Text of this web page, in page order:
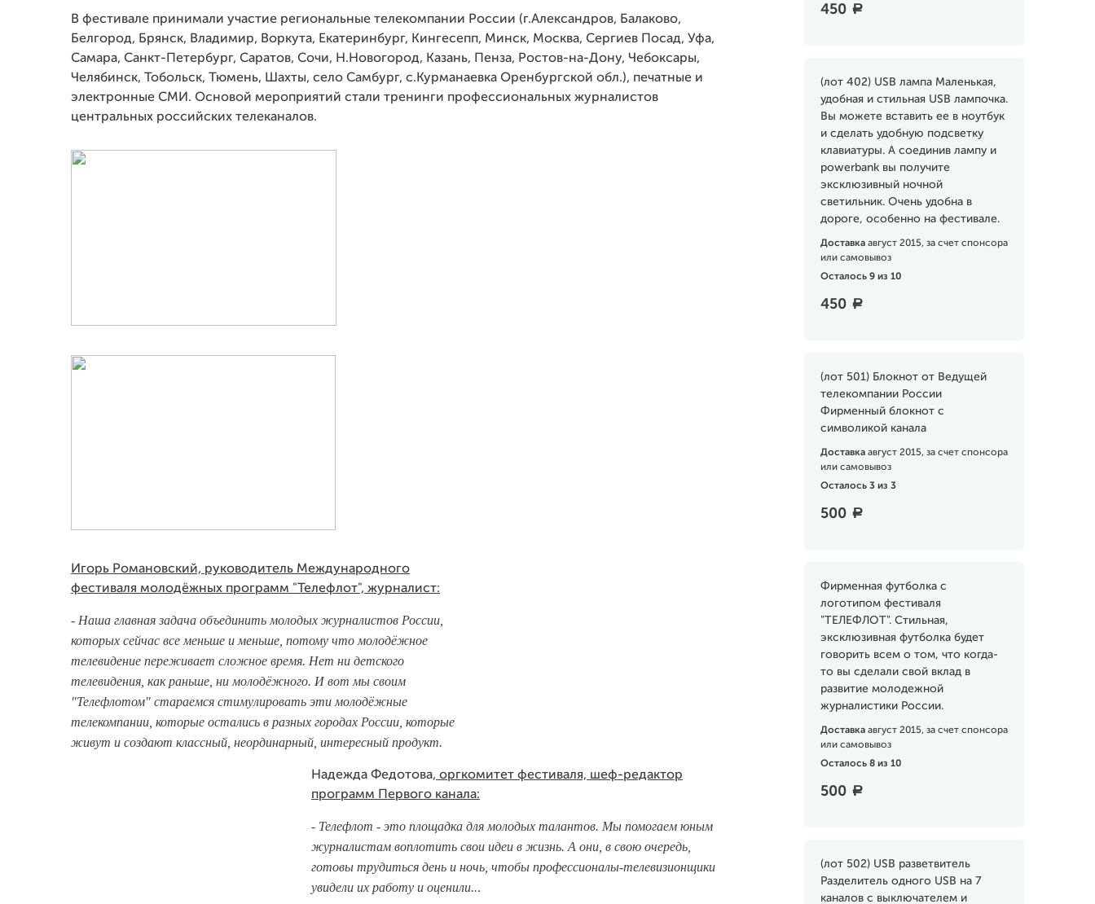
450 a
(лот 402) USB лампа Маленькая,
удобная и стильная USB лампочка.
Вы можете вставить ее в ноутбук
и сделать удобную подсветку
клавиатуры. А соединив лампу и
powerbank вы получите
эксклюзивный ночной
светильник. Очень удобна в
дороге, особенно на фестивале.
Доставка август 2015, за счет спонсора
или самовывоз
Осталось 9 из 10
450 a
(лот 501) Блокнот от Ведущей
телекомпании России
Фирменный блокнот с
символикой канала
Доставка август 2015, за счет спонсора
или самовывоз
Осталось 3 из 3
500 a
Фирменная футболка с
логотипом фестиваля
"ТЕЛЕФЛОТ". Стильная,
эксклюзивная футболка будет
говорить всем о том, что когда-
то вы сделали свой вклад в
развитие молодежной
журналистики России.
Доставка август 2015, за счет спонсора
или самовывоз
Осталось 8 из 10
500 a
(лот 502) USB разветвитель
Разделитель одного USB на 7
каналов с выключателем и
В фестивале принимали участие региональные телекомпании России (г.Александров, Балаково,
Белгород, Брянск, Владимир, Воркута, Екатеринбург, Кингесепп, Минск, Москва, Сергиев Посад, Уфа,
Самара, Санкт-Петербург, Саратов, Сочи, Н.Новогород, Казань, Пенза, Ростов-на-Дону, Чебоксары,
Челябинск, Тобольск, Тюмень, Шахты, село Самбург, с.Курманаевка Оренбургской обл.), печатные и
электронные СМИ. Основой мероприятий стали тренинги профессиональных журналистов
центральных российских телеканалов.
Игорь Романовский, руководитель Международного
фестиваля молодёжных программ "Телефлот", журналист:
- Наша главная задача объединить молодых журналистов России,
которых сейчас все меньше и меньше, потому что молодёжное
телевидение переживает сложное время. Нет ни детского
телевидения, как раньше, ни молодёжного. И вот мы своим
"Телефлотом" стараемся стимулировать эти молодёжные
телекомпании, которые остались в разных городах России, которые
живут и создают классный, неординарный, интересный продукт.
Надежда Федотова, оргкомитет фестиваля, шеф-редактор
программ Первого канала:
- Телефлот - это площадка для молодых талантов. Мы помогаем юным
журналистам воплотить свои идеи в жизнь. А они, в свою очередь,
готовы трудиться день и ночь, чтобы профессионалы-телевизионщики
увидели их работу и оценили...